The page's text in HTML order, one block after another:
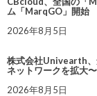
ム「MarqGO」開始
2026年8月5日
株式会社Univearth、
ネットワークを拡大〜
2026年8月5日